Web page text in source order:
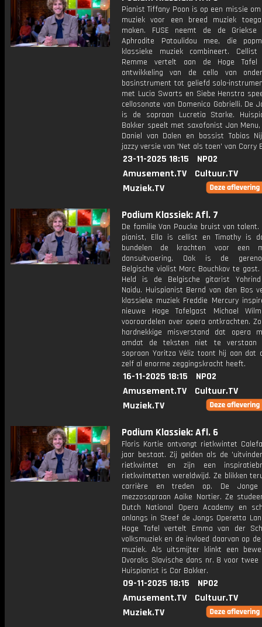
Pianist Tiffany Poon is op een missie
muziek voor een breed muziek
maken. FUSE neemt de de Griekse
Aphrodite Patoulidou mee, die
klassieke muziek combineert. Cellist
Remme vertelt aan de Hoge
ontwikkeling van de cello van
basinstrument tot geliefd solo-
met Lucia Swarts en Siebe Henstra
cellosonate van Domenico Gabrielli. De
is de sopraan Lucretia Starke.
Bakker speelt met saxofonist Jan
Daniel van Dalen en bassist Tobias
jazzy versie van 'Net als toen' van Corry
23-11-2025 18:15
NPO2
Amusement.TV
Cultuur.TV
Muziek.TV
Podium Klassiek: Afl. 7
De familie Van Poucke bruist van talent.
pianist, Ella is cellist en Timothy is
bundelen de krachten voor een
dansuitvoering. Ook is de
Belgische violist Marc Bouchkov te gast.
Held is de Belgische gitarist
Naidu. Huispianist Bernd van den Bos
klassieke muziek Freddie Mercury
nieuwe Hoge Tafelgast Michael
vooroordelen over opera ontkrachten.
hardnekkige misverstand dat opera
omdat de teksten niet te verstaan
sopraan Yaritza Véliz toont hij aan dat
zelf al enorme zeggingskracht heeft.
16-11-2025 18:15
NPO2
Amusement.TV
Cultuur.TV
Muziek.TV
Podium Klassiek: Afl. 6
Floris Kortie ontvangt rietkwintet
jaar bestaat. Zij gelden als de
rietkwintet en zijn een
rietkwintetten wereldwijd. Ze blikken
carrière en treden op. De
mezzosopraan Aaike Nortier. Ze
Dutch National Opera Academy en
onlangs in Steef de Jongs Operetta
Hoge Tafel vertelt Emma van der
volksmuziek en de invloed daarvan op
muziek. Als uitsmijter klinkt een
Dvoraks Slavische dans nr. 8 voor twee
Huispianist is Cor Bakker.
09-11-2025 18:15
NPO2
Amusement.TV
Cultuur.TV
Muziek.TV